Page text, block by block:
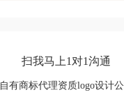
日用品商标注册
扫我马上1对1沟通
自有商标代理资质logo设计公